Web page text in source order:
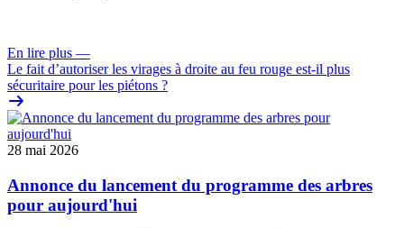
En lire plus —
Le fait d’autoriser les virages à droite au feu rouge est-il plus
sécuritaire pour les piétons ?
28 mai 2026
Annonce du lancement du programme des arbres
pour aujourd'hui